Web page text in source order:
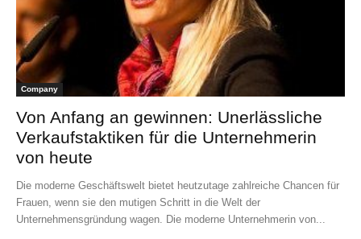
Company
Von Anfang an gewinnen: Unerlässliche
Verkaufstaktiken für die Unternehmerin
von heute
Die moderne Geschäftswelt bietet heutzutage zahlreiche Chancen für
Frauen, wenn sie den mutigen Schritt in die Welt der
Unternehmensgründung wagen. Die moderne Unternehmerin von...